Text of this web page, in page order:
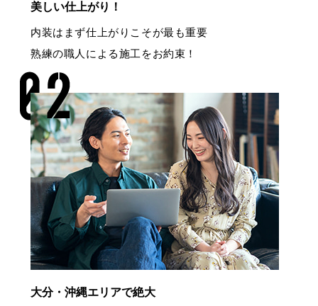
美しい仕上がり！
内装はまず仕上がりこそが最も重要
熟練の職人による施工をお約束！
大分・沖縄エリアで絶大